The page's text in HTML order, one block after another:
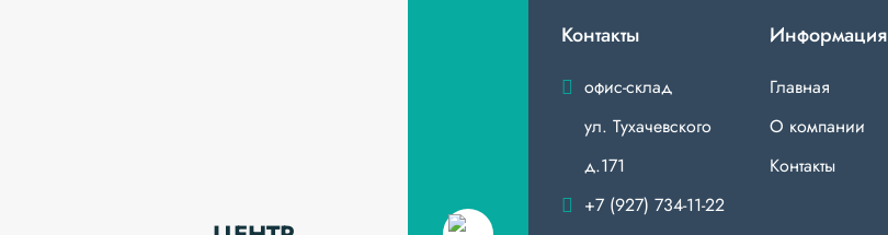
Контакты
офис-склад
ул. Тухачевского
д.171
+7 (927) 734-11-22
Информация
Главная
О компании
Контакты